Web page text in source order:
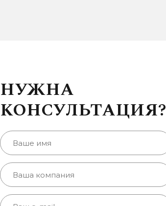
НУЖНА
КОНСУЛЬТАЦИЯ?